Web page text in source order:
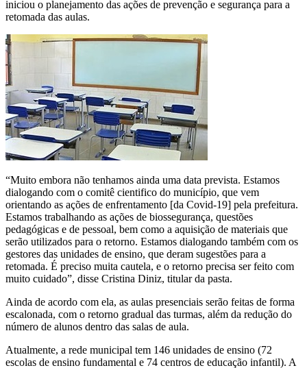
iniciou o planejamento das ações de prevenção e segurança para a
retomada das aulas.
“Muito embora não tenhamos ainda uma data prevista. Estamos
dialogando com o comitê cientifico do município, que vem
orientando as ações de enfrentamento [da Covid-19] pela prefeitura.
Estamos trabalhando as ações de biossegurança, questões
pedagógicas e de pessoal, bem como a aquisição de materiais que
serão utilizados para o retorno. Estamos dialogando também com os
gestores das unidades de ensino, que deram sugestões para a
retomada. É preciso muita cautela, e o retorno precisa ser feito com
muito cuidado”, disse Cristina Diniz, titular da pasta.
Ainda de acordo com ela, as aulas presenciais serão feitas de forma
escalonada, com o retorno gradual das turmas, além da redução do
número de alunos dentro das salas de aula.
Atualmente, a rede municipal tem 146 unidades de ensino (72
escolas de ensino fundamental e 74 centros de educação infantil). A